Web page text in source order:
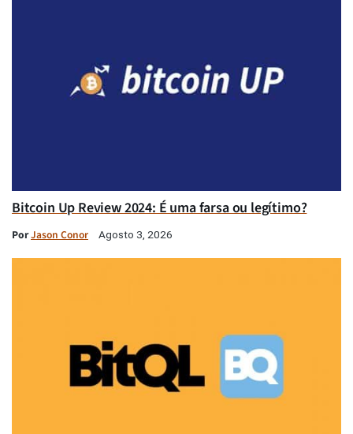
Bitcoin Up Review 2024: É uma farsa ou legítimo?
PorJason Conor Agosto 3, 2026